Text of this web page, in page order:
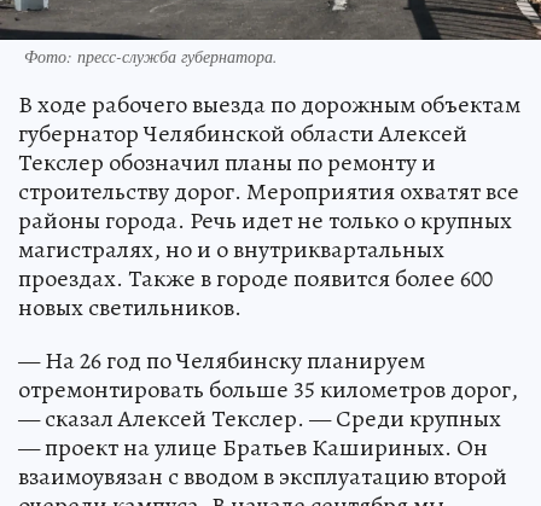
Фото: пресс-служба губернатора.
В ходе рабочего выезда по дорожным объектам
губернатор Челябинской области Алексей
Текслер обозначил планы по ремонту и
строительству дорог. Мероприятия охватят все
районы города. Речь идет не только о крупных
магистралях, но и о внутриквартальных
проездах. Также в городе появится более 600
новых светильников.
— На 26 год по Челябинску планируем
отремонтировать больше 35 километров дорог,
— сказал Алексей Текслер. — Среди крупных
— проект на улице Братьев Кашириных. Он
взаимоувязан с вводом в эксплуатацию второй